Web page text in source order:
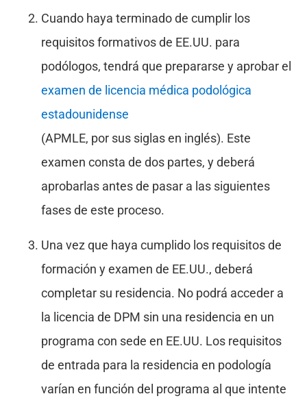
Cuando haya terminado de cumplir los
requisitos formativos de EE.UU. para
podólogos, tendrá que prepararse y aprobar el
examen de licencia médica podológica
estadounidense
(APMLE, por sus siglas en inglés). Este
examen consta de dos partes, y deberá
aprobarlas antes de pasar a las siguientes
fases de este proceso.
Una vez que haya cumplido los requisitos de
formación y examen de EE.UU., deberá
completar su residencia. No podrá acceder a
la licencia de DPM sin una residencia en un
programa con sede en EE.UU. Los requisitos
de entrada para la residencia en podología
varían en función del programa al que intente